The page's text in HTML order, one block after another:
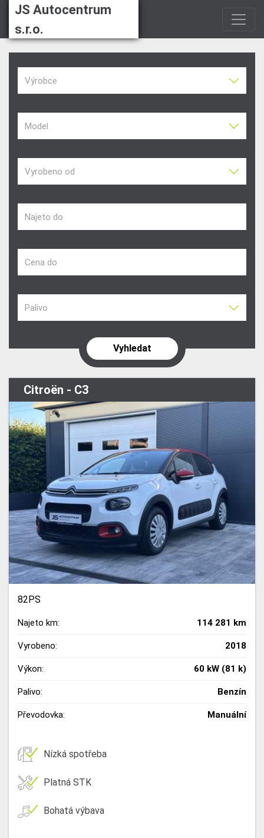
JS Autocentrum
s.r.o.
Výrobce
Model
Vyrobeno od
Najeto do
Cena do
Palivo
Citroën - C3
82PS
Najeto km: 114 281 km
Vyrobeno: 2018
Výkon: 60 kW (81 k)
Palivo: Benzín
Převodovka: Manuální
Nízká spotřeba
Platná STK
Bohatá výbava